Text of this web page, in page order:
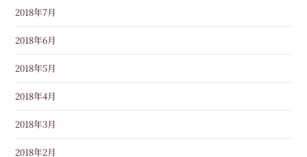
2018年7月
2018年6月
2018年5月
2018年4月
2018年3月
2018年2月